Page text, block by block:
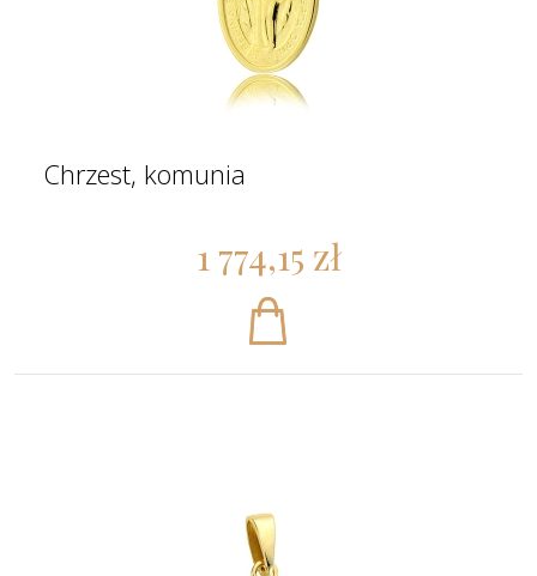
Chrzest, komunia
1 774,15 zł